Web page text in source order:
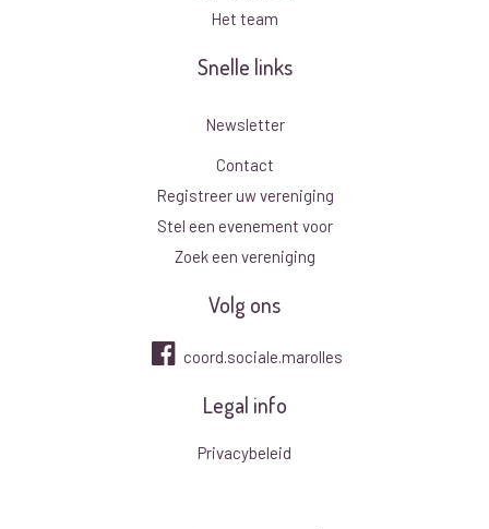
Het team
Snelle links
Newsletter
Contact
Registreer uw vereniging
Stel een evenement voor
Zoek een vereniging
Volg ons
coord.sociale.marolles
Legal info
Privacybeleid